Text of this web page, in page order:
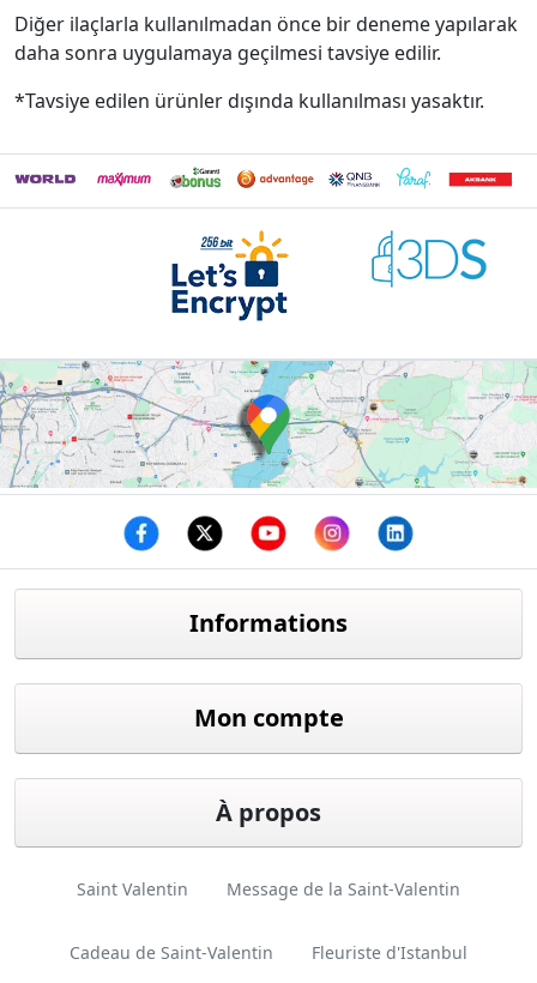
Diğer ilaçlarla kullanılmadan önce bir deneme yapılarak
daha sonra uygulamaya geçilmesi tavsiye edilir.
*Tavsiye edilen ürünler dışında kullanılması yasaktır.
Informations
Mon compte
À propos
Saint Valentin Message de la Saint-Valentin
Cadeau de Saint-Valentin Fleuriste d'Istanbul